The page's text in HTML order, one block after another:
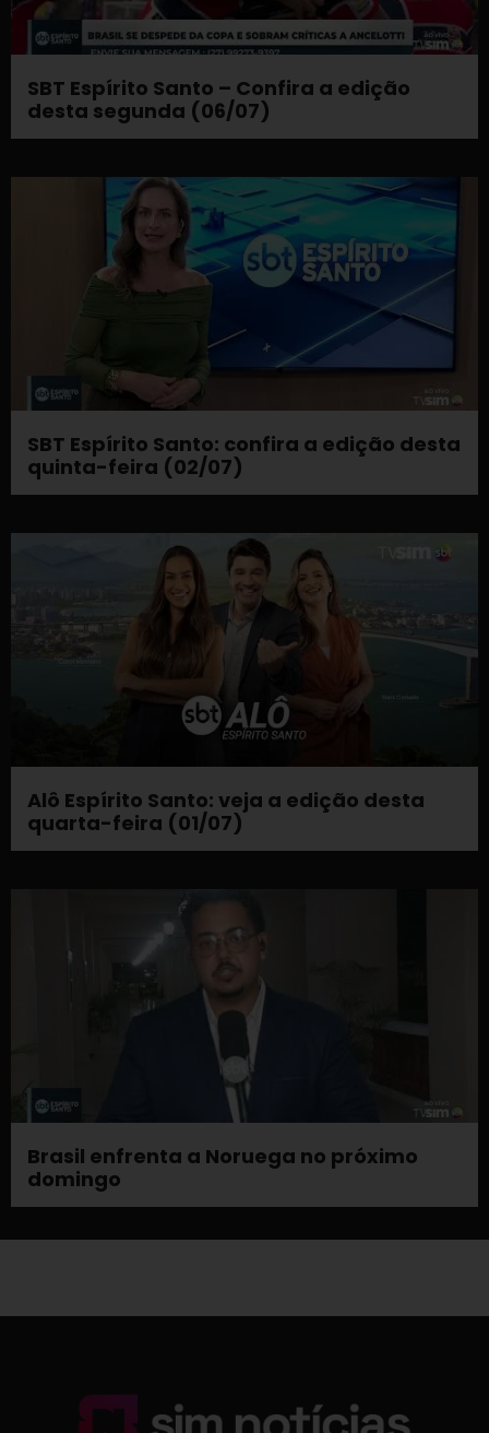
SBT Espírito Santo – Confira a edição
desta segunda (06/07)
SBT Espírito Santo: confira a edição desta
quinta-feira (02/07)
Alô Espírito Santo: veja a edição desta
quarta-feira (01/07)
Brasil enfrenta a Noruega no próximo
domingo